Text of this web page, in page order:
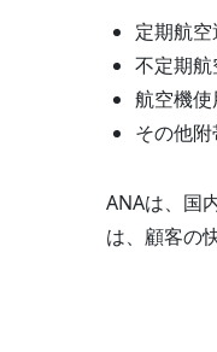
定期航
不定期
航空機
その他
ANAは、国
は、顧客の